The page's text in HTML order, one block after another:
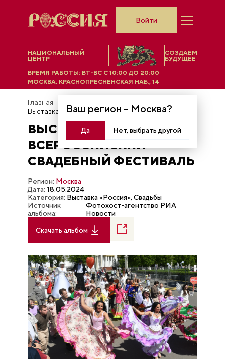
НАЦИОНАЛЬНЫЙ
ЦЕНТР
СОЗДАЕМ
БУДУЩЕЕ
Ваш регион – Москва?
Да Нет, выбрать другой
ВРЕМЯ РАБОТЫ: ВТ-ВС C 10:00 ДО 20:00
МОСКВА, КРАСНОПРЕСНЕНСКАЯ НАБ., 14
Войти
Главная
ВЫСТАВКА "РОССИЯ".
ВСЕРОССИЙСКИЙ
СВАДЕБНЫЙ ФЕСТИВАЛЬ
Регион: Москва
Дата: 18.05.2024
Категория: Выставка «Россия», Свадьбы
Источник
альбома:
Фотохост-агентство РИА
Новости
Скачать альбом